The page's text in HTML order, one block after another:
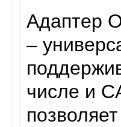
Адаптер
–
числе и